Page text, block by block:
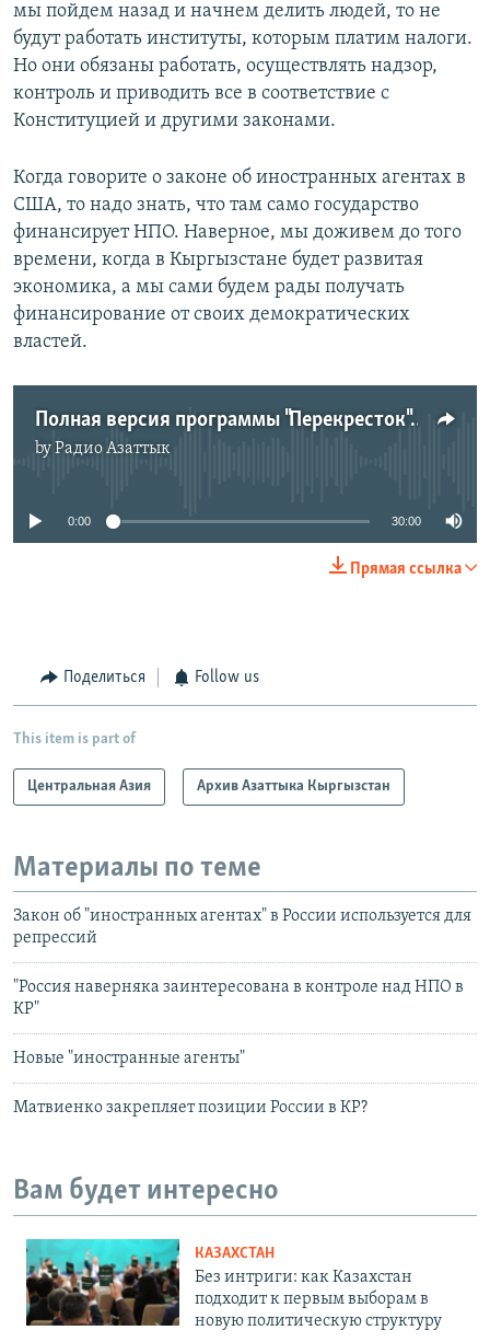
мы пойдем назад и начнем делить людей, то не
будут работать институты, которым платим налоги.
Но они обязаны работать, осуществлять надзор,
контроль и приводить все в соответствие с
Конституцией и другими законами.
Когда говорите о законе об иностранных агентах в
США, то надо знать, что там само государство
финансирует НПО. Наверное, мы доживем до того
времени, когда в Кыргызстане будет развитая
экономика, а мы сами будем рады получать
финансирование от своих демократических
властей.
Полная версия программы "Перекресток" от 15 марта
byРадио Азаттык
0:00 30:00
Прямая ссылка
Поделиться Follow us
This item is part of
Центральная Азия Архив Азаттыка Кыргызстан
Материалы по теме
Закон об "иностранных агентах" в России используется для
репрессий
"Россия наверняка заинтересована в контроле над НПО в
КР"
Новые "иностранные агенты"
Матвиенко закрепляет позиции России в КР?
Вам будет интересно
КАЗАХСТАН
Без интриги: как Казахстан
подходит к первым выборам в
новую политическую структуру